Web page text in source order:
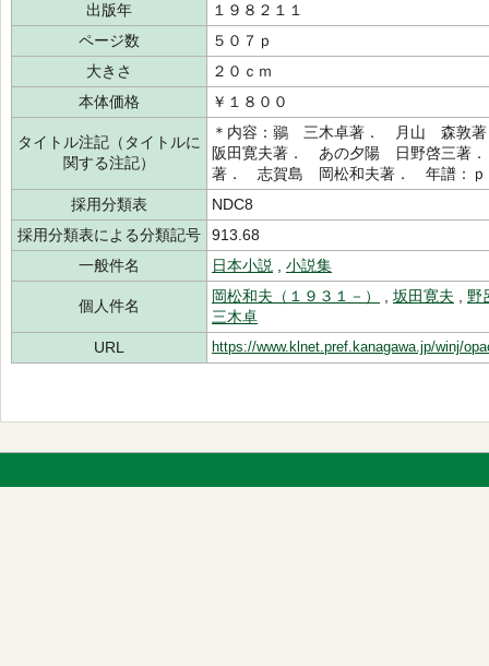
出版年
１９８２１１
ページ数
５０７ｐ
大きさ
２０ｃｍ
本体価格
￥１８００
タイトル注記（タイトルに
関する注記）
＊内容：鶸 三木卓著． 月山 森敦
阪田寛夫著． あの夕陽 日野啓三
著． 志賀島 岡松和夫著． 年譜：ｐ
採用分類表
NDC8
採用分類表による分類記号
913.68
一般件名
日本小説 小説集
個人件名
岡松和夫（１９３１－） 坂田寛夫
野
三木卓
URL
https://www.klnet.pref.kanagawa.jp/winj/